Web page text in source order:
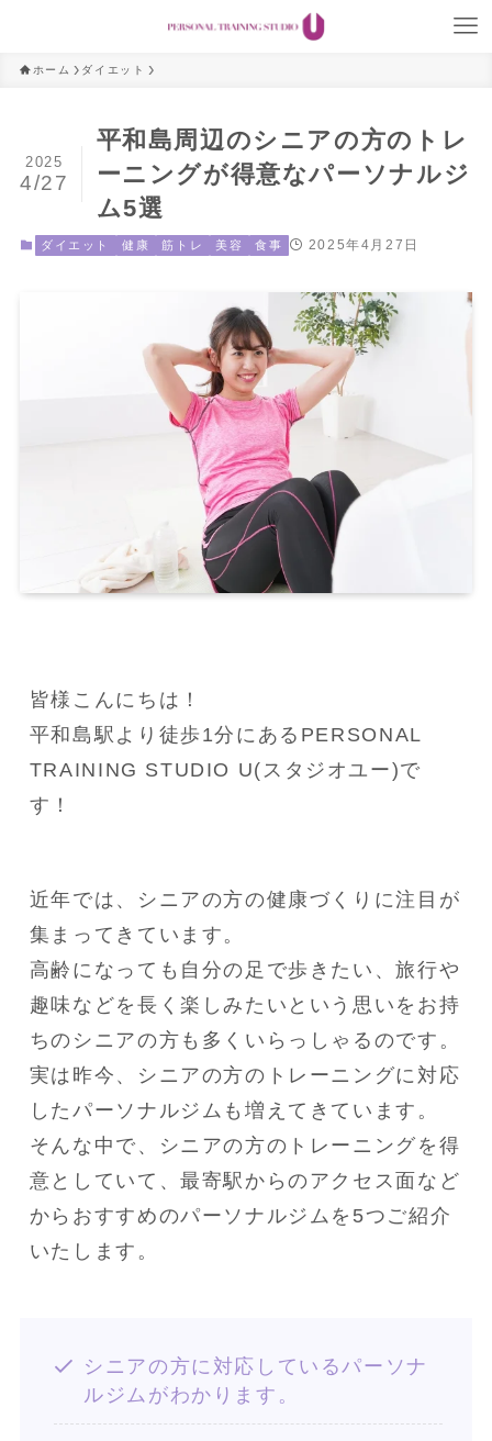
ホーム ダイエット
平和島周辺のシニアの方のトレ
ーニングが得意なパーソナルジ
ム5選
2025
4/27
ダイエット 健康 筋トレ 美容 食事 2025年4月27日
皆様こんにちは！
平和島駅より徒歩1分にあるPERSONAL
TRAINING STUDIO U(スタジオユー)で
す！
近年では、シニアの方の健康づくりに注目が
集まってきています。
高齢になっても自分の足で歩きたい、旅行や
趣味などを長く楽しみたいという思いをお持
ちのシニアの方も多くいらっしゃるのです。
実は昨今、シニアの方のトレーニングに対応
したパーソナルジムも増えてきています。
そんな中で、シニアの方のトレーニングを得
意としていて、最寄駅からのアクセス面など
からおすすめのパーソナルジムを5つご紹介
いたします。
シニアの方に対応しているパーソナ
ルジムがわかります。